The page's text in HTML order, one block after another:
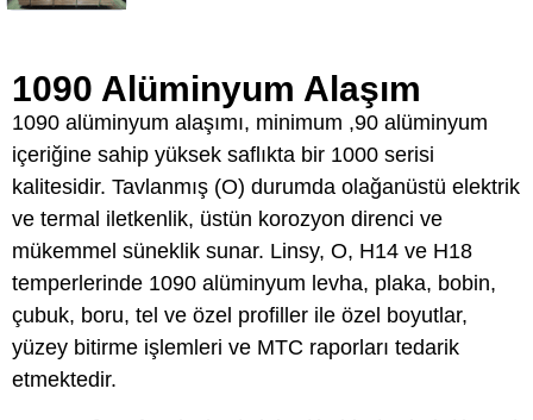
1090 Alüminyum Alaşım
1090 alüminyum alaşımı, minimum ,90 alüminyum
içeriğine sahip yüksek saflıkta bir 1000 serisi
kalitesidir. Tavlanmış (O) durumda olağanüstü elektrik
ve termal iletkenlik, üstün korozyon direnci ve
mükemmel süneklik sunar. Linsy, O, H14 ve H18
temperlerinde 1090 alüminyum levha, plaka, bobin,
çubuk, boru, tel ve özel profiller ile özel boyutlar,
yüzey bitirme işlemleri ve MTC raporları tedarik
etmektedir.